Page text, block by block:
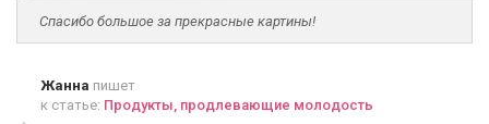
Спасибо большое за прекрасные картины!
Жанна пишет
к статье: Продукты, продлевающие молодость